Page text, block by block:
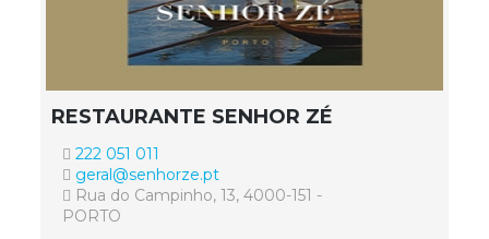
RESTAURANTE SENHOR ZÉ
222 051 011
geral@senhorze.pt
Rua do Campinho, 13, 4000-151 -
PORTO